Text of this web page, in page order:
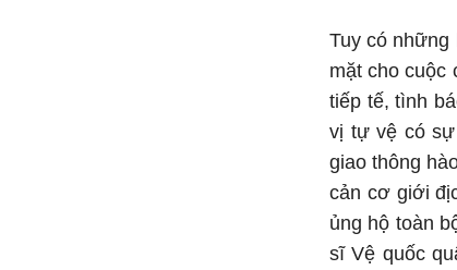
Tuy có
mặt cho cuộc
tiếp tế, tình
vị tự vệ có
giao thông
cản cơ giới
ủng hộ toàn
sĩ Vệ quốc